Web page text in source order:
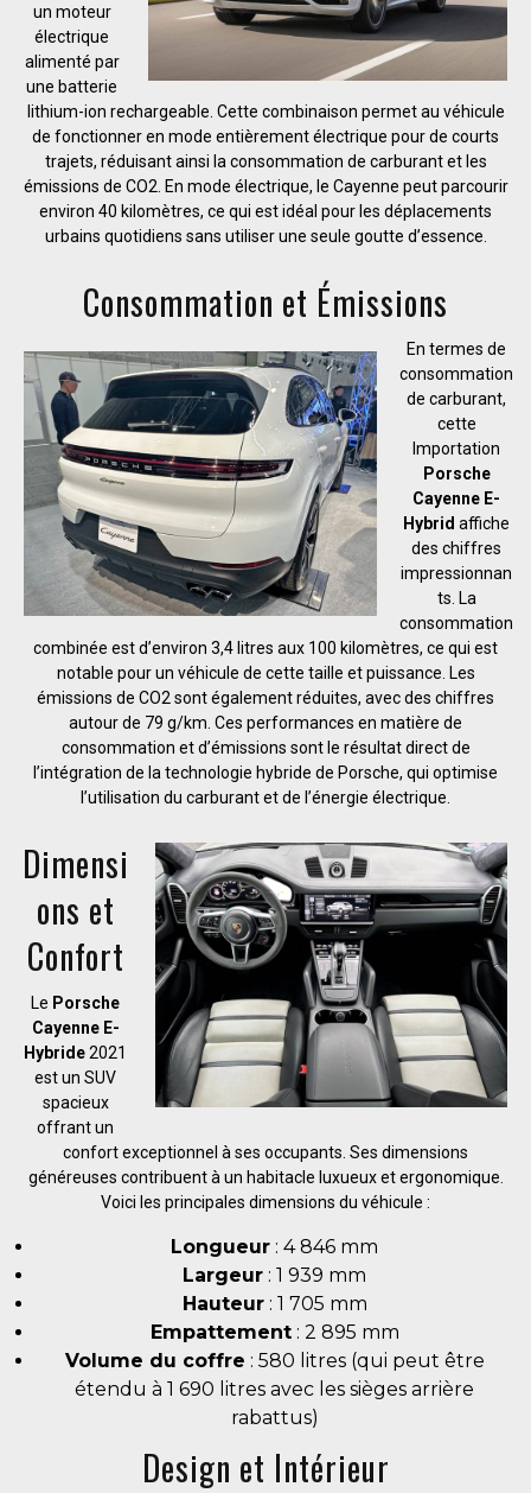
un moteur
électrique
alimenté par
une batterie
lithium-ion rechargeable. Cette combinaison permet au véhicule
de fonctionner en mode entièrement électrique pour de courts
trajets, réduisant ainsi la consommation de carburant et les
émissions de CO2. En mode électrique, le Cayenne peut parcourir
environ 40 kilomètres, ce qui est idéal pour les déplacements
urbains quotidiens sans utiliser une seule goutte d’essence.
Consommation et Émissions
En termes de
consommation
de carburant,
cette
Importation
Porsche
Cayenne E-
Hybrid affiche
des chiffres
impressionnan
ts. La
consommation
combinée est d’environ 3,4 litres aux 100 kilomètres, ce qui est
notable pour un véhicule de cette taille et puissance. Les
émissions de CO2 sont également réduites, avec des chiffres
autour de 79 g/km. Ces performances en matière de
consommation et d’émissions sont le résultat direct de
l’intégration de la technologie hybride de Porsche, qui optimise
l’utilisation du carburant et de l’énergie électrique.
Dimensi
ons et
Confort
Le Porsche
Cayenne E-
Hybride2021
est un SUV
spacieux
offrant un
confort exceptionnel à ses occupants. Ses dimensions
généreuses contribuent à un habitacle luxueux et ergonomique.
Voici les principales dimensions du véhicule :
Longueur : 4 846 mm
Largeur : 1 939 mm
Hauteur: 1 705 mm
Empattement: 2 895 mm
Volume du coffre : 580 litres (qui peut être
étendu à 1 690 litres avec les sièges arrière
rabattus)
Design et Intérieur